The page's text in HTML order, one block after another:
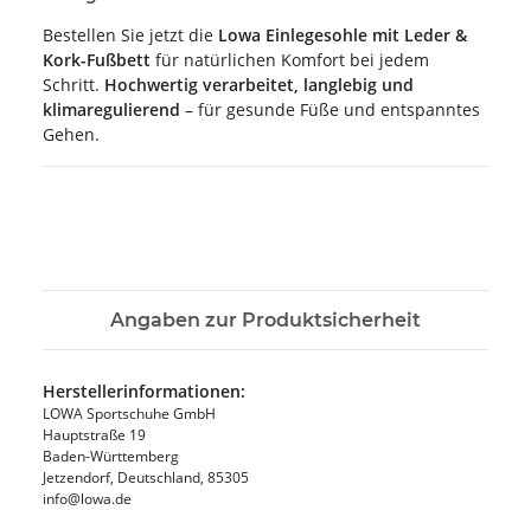
Bestellen Sie jetzt die Lowa Einlegesohle mit Leder &
Kork-Fußbett für natürlichen Komfort bei jedem
Schritt. Hochwertig verarbeitet, langlebig und
klimaregulierend – für gesunde Füße und entspanntes
Gehen.
Angaben zur Produktsicherheit
Herstellerinformationen:
LOWA Sportschuhe GmbH
Hauptstraße 19
Baden-Württemberg
Jetzendorf, Deutschland, 85305
info@lowa.de